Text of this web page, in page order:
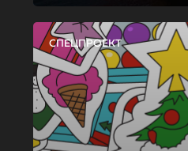
СПЕЦПРОЕКТ